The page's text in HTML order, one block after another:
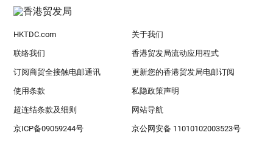
HKTDC.com 关于我们
联络我们 香港贸发局流动应用程式
订阅商贸全接触电邮通讯 更新您的香港贸发局电邮订阅
使用条款 私隐政策声明
超连结条款及细则 网站导航
京ICP备09059244号 京公网安备 11010102003523号